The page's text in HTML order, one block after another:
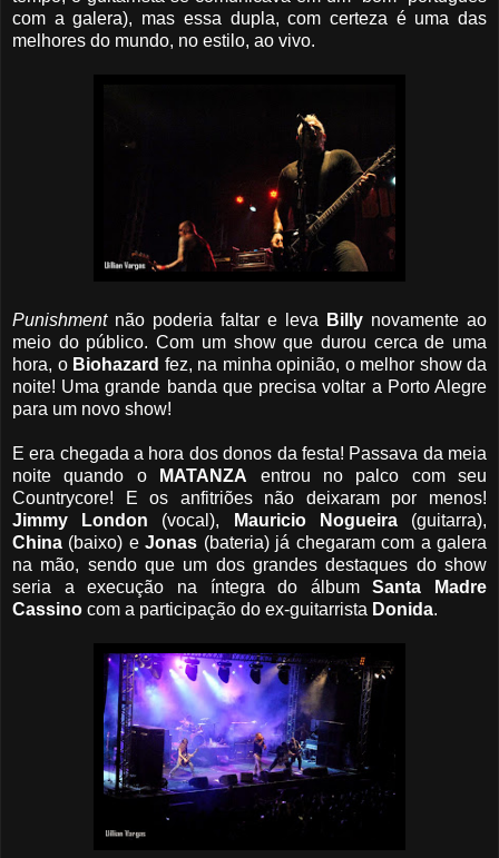
com a galera), mas essa dupla, com certeza é uma das
melhores do mundo, no estilo, ao vivo.
Punishmentnão poderia faltar e leva Billy novamente ao
meio do público. Com um show que durou cerca de uma
hora, o Biohazard fez, na minha opinião, o melhor show da
noite! Uma grande banda que precisa voltar a Porto Alegre
para um novo show!
E era chegada a hora dos donos da festa! Passava da meia
noite quando o
MATANZA entrou no palco com seu
Countrycore! E os anfitriões não deixaram por menos!
Jimmy
London (vocal), Mauricio Nogueira(guitarra),
China (baixo) eJonas (bateria) já chegaram com a galera
na mão, sendo que um dos grandes destaques do show
seria a execução na íntegra do álbumSanta
Madre
Cassino com a participação do ex-guitarrista Donida.